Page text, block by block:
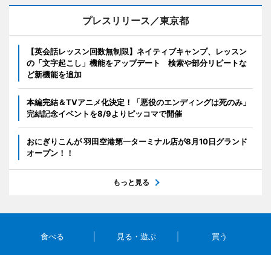
プレスリリース／東京都
【英会話レッスン回数無制限】ネイティブキャンプ、レッスン
の「文字起こし」機能をアップデート 検索や部分リピートな
ど新機能を追加
本編完結＆TVアニメ化決定！「悪役のエンディングは死のみ」
完結記念イベントを8/9よりピッコマで開催
おにぎりこんが 羽田空港第一ターミナル店が8月10日グランド
オープン！！
もっと見る
食べる 見る・遊ぶ 買う